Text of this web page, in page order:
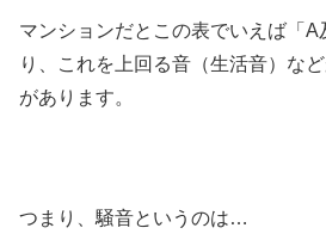
マンションだとこの表でいえば「
り、これを上回る音（生活音）な
があります。
つまり、騒音というのは…